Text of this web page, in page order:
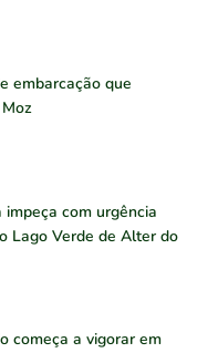
embarcação que
impeça com urgência
Lago Verde de Alter do
começa a vigorar em